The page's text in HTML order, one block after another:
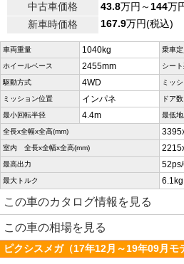
中古車価格
43.8万円～144万
新車時価格
167.9万円(税込)
車両重量 1040kg 乗車定
ホイールベース 2455mm シー
駆動方式 4WD ミッ
ミッション位置 インパネ ドア数
最小回転半径 4.4m 最低
全長x全幅x全高(mm)
室内 全長x全幅x全高(mm)
最高出力
最大トルク
この車のカタログ情報を見る
この車の相場を見る
ピクシスメガ（17年12月～19年09月モ